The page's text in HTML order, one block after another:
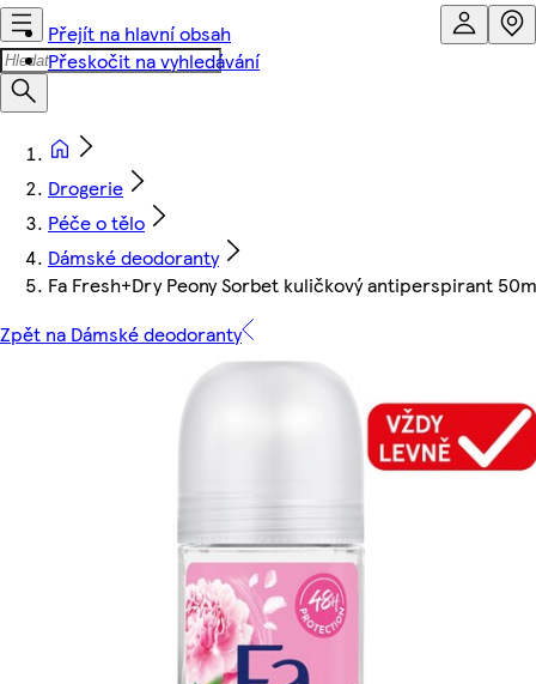
Přejít na hlavní obsah
Přeskočit na vyhledávání
Drogerie
Péče o tělo
Dámské deodoranty
Fa Fresh+Dry Peony Sorbet kuličkový antiperspirant
Zpět na Dámské deodoranty